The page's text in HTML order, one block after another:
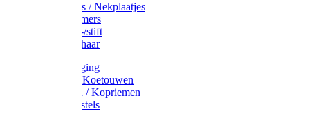
Halsplaatjes / Nekplaatjes
Kokernummers
Merkspray-/stift
Veemerkschaar
Uierverzorging
Halsters & Koetouwen
Halsriemen / Kopriemen
Koerugborstels